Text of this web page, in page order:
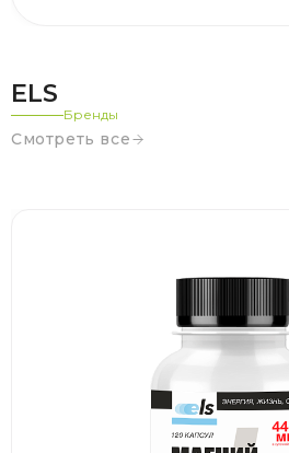
ELS
Бренды
Смотреть все